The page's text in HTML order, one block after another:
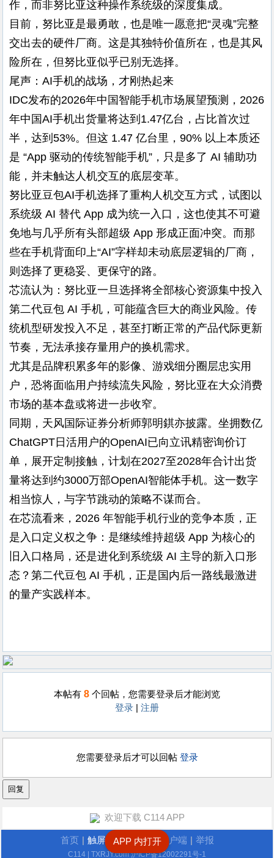
作，而非努比亚这种操作系统级的深度集成。
目前，努比亚是最勇敢，也是唯一愿意把“灵魂”完整
交出去的硬件厂商。这是其独特价值所在，也是其风
险所在，但努比亚似乎已别无选择。
尾声：AI手机的战场，才刚热起来
IDC发布的2026年中国智能手机市场展望预测，2026
年中国AI手机出货量将达到1.47亿台，占比首次过
半，达到53%。但这 1.47 亿台里，90% 以上本质还
是 “App 驱动的传统智能手机”，只是多了 AI 辅助功
能，并未触达人机交互的底层变革。
努比亚豆包AI手机选择了重构人机交互方式，试图以
系统级 AI 替代 App 成为统一入口，这也使其不可避
免地与几乎所有头部超级 App 形成正面冲突。而那
些在手机背面印上“AI”字样却未动底层逻辑的厂商，
则选择了更稳妥、更保守的路。
芯流认为：努比亚一旦选择将全部核心资源集中投入
第二代豆包 AI 手机，可能蕴含巨大的商业风险。传
统机型研发投入不足，甚至打断正常的产品代际更新
节奏，无法承接存量用户的换机需求。
尤其是品牌积累多年的影像、游戏细分圈层忠实用
户，恐将面临用户持续流失风险，努比亚在大众消费
市场的基本盘或将进一步收窄。
同期，天风国际证券分析师郭明錤亦披露。坐拥数亿
ChatGPT日活用户的OpenAI已向立讯精密询价订
单，展开定制接触，计划在2027至2028年合计出货
量将达到约3000万部OpenAI智能体手机。这一数字
相当惊人，与字节跳动的策略不谋而合。
在芯流看来，2026 年智能手机行业的竞争本质，正
是入口定义权之争：是继续维持超级 App 为核心的
旧入口格局，还是进化到系统级 AI 主导的新入口形
态？第二代豆包 AI 手机，正是国内后一路线最激进
的量产实践样本。
本帖有 8 个回帖，您需要登录后才能浏览
登录
注册
您需要登录后才可以回帖 登录
APP 内打开
欢迎下载 C114 APP
首页 触屏版 | 电脑版 | 客户端 举报
C114 | TXRJY.com沪ICP备12002291号-1